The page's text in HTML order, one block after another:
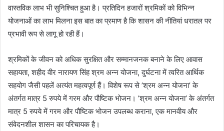
वास्तविक लाभ भी सुनिश्चित हुआ है। प्रतिदिन हजारों श्रमिकों को विभिन्न
योजनाओं का लाभ मिलना इस बात का प्रमाण है कि शासन की नीतियां धरातल पर
प्रभावी रूप से लागू हो रही हैं।
श्रमिकों के जीवन को अधिक सुरक्षित और सम्मानजनक बनाने के लिए आवास
सहायता, शहीद वीर नारायण सिंह श्रम अन्न योजना, दुर्घटना में त्वरित आर्थिक
सहयोग जैसी पहलें अत्यंत महत्वपूर्ण हैं। विशेष रूप से ’श्रम अन्न योजना’ के
अंतर्गत मात्र 5 रुपये में गरम और पौष्टिक भोजन। ’श्रम अन्न योजना’ के अंतर्गत
मात्र 5 रुपये में गरम और पौष्टिक भोजन उपलब्ध कराना, एक मानवीय और
संवेदनशील शासन का परिचायक है।